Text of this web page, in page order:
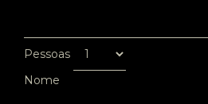
Pessoas
Nome